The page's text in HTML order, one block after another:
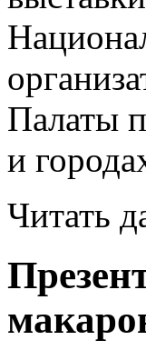
Палаты
и
Читать